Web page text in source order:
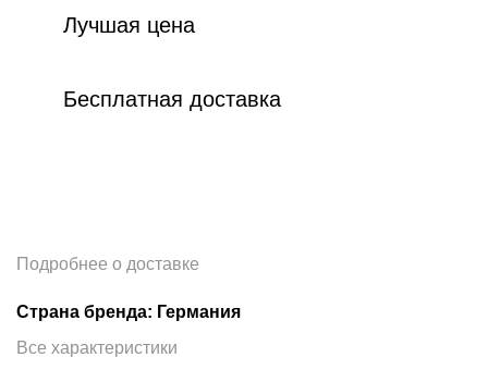
Лучшая цена
Бесплатная доставка
Подробнее о доставке
Страна бренда: Германия
Все характеристики